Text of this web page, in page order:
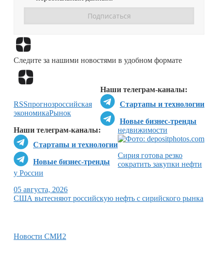
Следите за нашими новостями в удобном формате
Наши телеграм-каналы:
Стартапы и технологии
Новые бизнес-тренды
Наши телеграм-каналы:
Стартапы и технологии
Новые бизнес-тренды
RSSпрогнозроссийская
экономикаРынок
недвижимости
Сирия готова резко
сократить закупки нефти
у России
05 августа, 2026
США вытесняют российскую нефть с сирийского рынка
Новости СМИ2